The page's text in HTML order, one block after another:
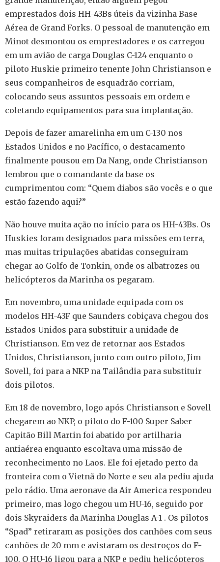
emprestados dois HH-43Bs úteis da vizinha Base
Aérea de Grand Forks. O pessoal de manutenção em
Minot desmontou os emprestadores e os carregou
em um avião de carga Douglas C-124 enquanto o
piloto Huskie primeiro tenente John Christianson e
seus companheiros de esquadrão corriam,
colocando seus assuntos pessoais em ordem e
coletando equipamentos para sua implantação.
Depois de fazer amarelinha em um C-130 nos
Estados Unidos e no Pacífico, o destacamento
finalmente pousou em Da Nang, onde Christianson
lembrou que o comandante da base os
cumprimentou com: “Quem diabos são vocês e o que
estão fazendo aqui?”
Não houve muita ação no início para os HH-43Bs. Os
Huskies foram designados para missões em terra,
mas muitas tripulações abatidas conseguiram
chegar ao Golfo de Tonkin, onde os albatrozes ou
helicópteros da Marinha os pegaram.
Em novembro, uma unidade equipada com os
modelos HH-43F que Saunders cobiçava chegou dos
Estados Unidos para substituir a unidade de
Christianson. Em vez de retornar aos Estados
Unidos, Christianson, junto com outro piloto, Jim
Sovell, foi para a NKP na Tailândia para substituir
dois pilotos.
Em 18 de novembro, logo após Christianson e Sovell
chegarem ao NKP, o piloto do F-100 Super Saber
Capitão Bill Martin foi abatido por artilharia
antiaérea enquanto escoltava uma missão de
reconhecimento no Laos. Ele foi ejetado perto da
fronteira com o Vietnã do Norte e seu ala pediu ajuda
pelo rádio. Uma aeronave da Air America respondeu
primeiro, mas logo chegou um HU-16, seguido por
dois Skyraiders da Marinha Douglas A-1 . Os pilotos
“Spad” retiraram as posições dos canhões com seus
canhões de 20 mm e avistaram os destroços do F-
100. O HU-16 ligou para a NKP e pediu helicópteros